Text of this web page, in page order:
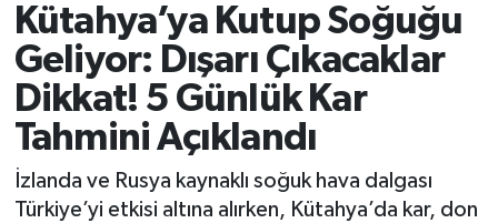
Kütahya’ya Kutup Soğuğu
Geliyor: Dışarı Çıkacaklar
Dikkat! 5 Günlük Kar
Tahmini Açıklandı
İzlanda ve Rusya kaynaklı soğuk hava dalgası
Türkiye’yi etkisi altına alırken, Kütahya’da kar, don
Dünya
Eğitim
Ekonomi
Süper Lig Puan Durumu ve Fikstür
Tüm Manşetler
Son Dakika Haberleri
Haber Arşivi